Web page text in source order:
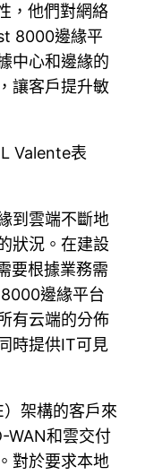
，他們對網絡
8000邊緣平
中心和邊緣的
讓客戶提升敏
Valente表
到雲端不斷地
狀況。在建設
要根據業務需
邊緣平台
有云端的分佈
時提供IT可見
架構的客戶來
WAN和雲交付
對於要求本地